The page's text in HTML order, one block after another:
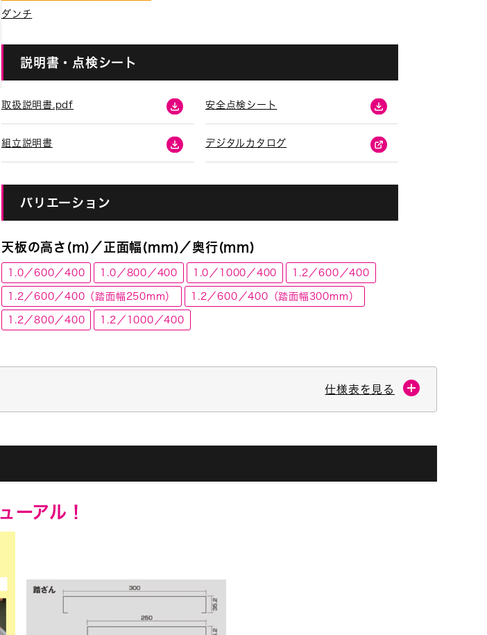
ダンチ
説明書・点検シート
取扱説明書.pdf 安全点検シート
組立説明書 デジタルカタログ
バリエーション
天板の高さ(m)／正面幅(mm)／奥行(mm)
1.0／600／400 1.0／800／400 1.0／1000／400 1.2／600／400
1.2／600／400（踏面幅250mm） 1.2／600／400（踏面幅300mm）
1.2／800／400 1.2／1000／400
仕様表を見る
ーアル！